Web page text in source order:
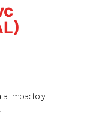
impacto y